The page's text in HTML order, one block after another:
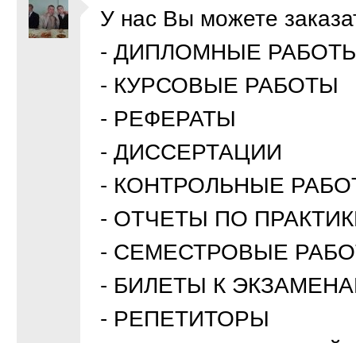
У нас Вы можете
- ДИПЛОМНЫЕ
- КУРСОВЫЕ РАБОТЫ
- РЕФЕРАТЫ
- ДИССЕРТАЦИИ
- КОНТРОЛЬНЫЕ
- ОТЧЕТЫ ПО
- СЕМЕСТРОВЫЕ
- БИЛЕТЫ К
- РЕПЕТИТОРЫ